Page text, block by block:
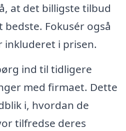
at det billigste tilbud
bedste. Fokusér også
inkluderet i prisen.
ind til tidligere
med firmaet. Dette
i, hvordan de
tilfredse deres